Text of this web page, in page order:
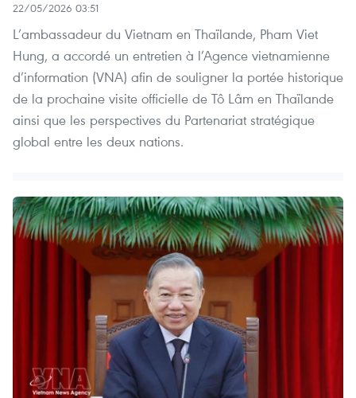
22/05/2026 03:51
L’ambassadeur du Vietnam en Thaïlande, Pham Viet
Hung, a accordé un entretien à l’Agence vietnamienne
d’information (VNA) afin de souligner la portée historique
de la prochaine visite officielle de Tô Lâm en Thaïlande
ainsi que les perspectives du Partenariat stratégique
global entre les deux nations.